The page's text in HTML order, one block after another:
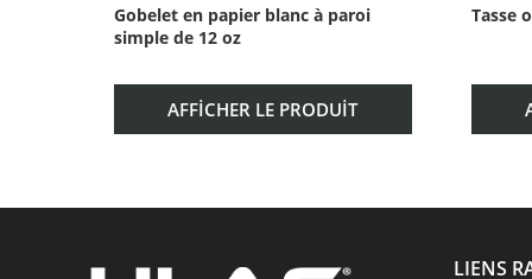
Gobelet en papier blanc à paroi
simple de 12 oz
AFFICHER LE PRODUIT
Tasse
LIENS